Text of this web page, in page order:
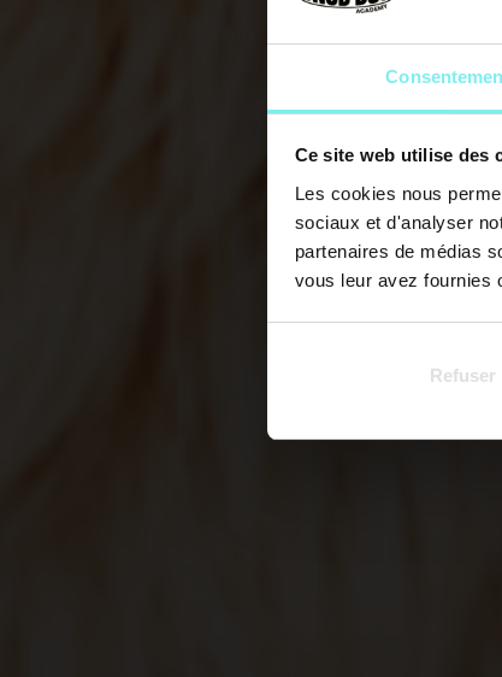
Ce site web utilise des
Les cookies nous
sociaux et d'analyser
partenaires de médias
vous leur avez fournies
Refuser